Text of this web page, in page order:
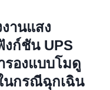
านแสง
งก์ชัน UPS
รองแบบโมดู
นกรณีฉุกเฉิน